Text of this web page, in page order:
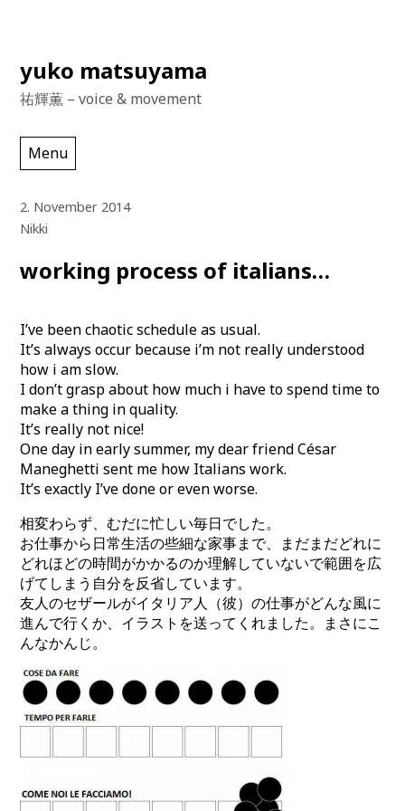
Skip
content
yuko matsuyama
祐輝薫 – voice & movement
Menu
2. November 2014
Nikki
working process of italians…
I’ve been chaotic schedule as usual.
It’s always occur because i’m not really understood
how i am slow.
I don’t grasp about how much i have to spend time to
make a thing in quality.
It’s really not nice!
One day in early summer, my dear friend César
Maneghetti sent me how Italians work.
It’s exactly I’ve done or even worse.
相変わらず、むだに忙しい毎日でした。
お仕事から日常生活の些細な家事まで、まだまだどれに
どれほどの時間がかかるのか理解していないで範囲を広
げてしまう自分を反省しています。
友人のセザールがイタリア人（彼）の仕事がどんな風に
進んで行くか、イラストを送ってくれました。まさにこ
んなかんじ。